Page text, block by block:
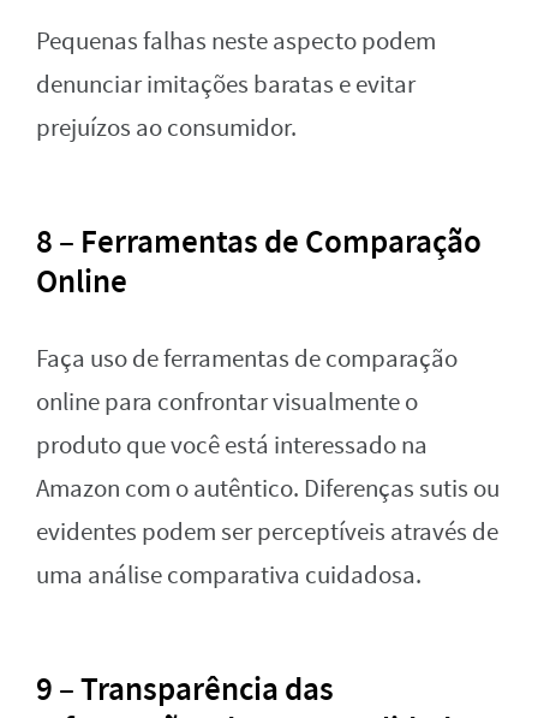
Pequenas falhas neste aspecto podem
denunciar imitações baratas e evitar
prejuízos ao consumidor.
8 – Ferramentas de Comparação
Online
Faça uso de ferramentas de comparação
online para confrontar visualmente o
produto que você está interessado na
Amazon com o autêntico. Diferenças sutis ou
evidentes podem ser perceptíveis através de
uma análise comparativa cuidadosa.
9 – Transparência das